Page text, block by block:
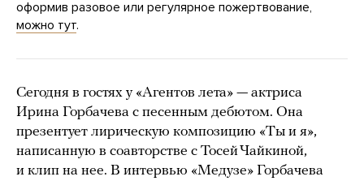
оформив разовое или регулярное пожертвование,
можно тут.
Сегодня в гостях у «Агентов лета» — актриса
Ирина Горбачева с песенным дебютом. Она
презентует лирическую композицию «Ты и я»,
написанную в соавторстве с Тосей Чайкиной,
и клип на нее. В интервью «Медузе» Горбачева